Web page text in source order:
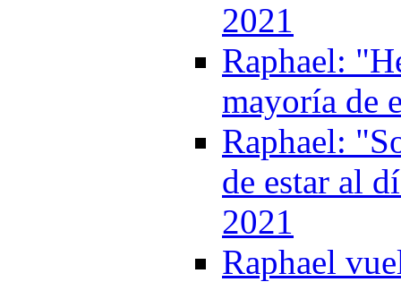
2021
Raphael:
mayoría de
Raphael:
de estar al
2021
Raphael